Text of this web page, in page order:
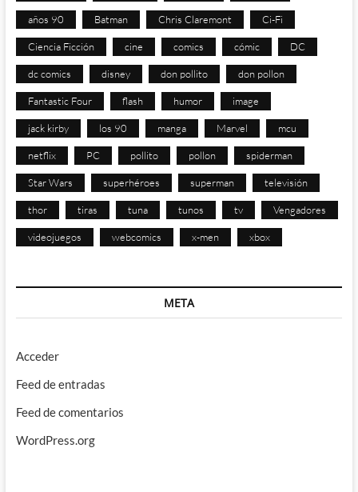
años 90 Batman Chris Claremont Ci-Fi
Ciencia Ficción cine comics cómic DC
dc comics disney don pollito don pollon
Fantastic Four flash humor image
jack kirby los 90 manga Marvel mcu
netflix PC pollito pollon spiderman
Star Wars superhéroes superman televisión
thor tiras tuna tunos tv Vengadores
videojuegos webcomics x-men xbox
META
Acceder
Feed de entradas
Feed de comentarios
WordPress.org